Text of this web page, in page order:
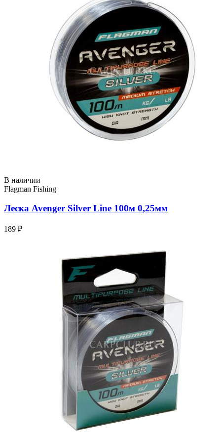
В наличии
Flagman Fishing
Леска Avenger Silver Line 100м 0,25мм
189 ₽